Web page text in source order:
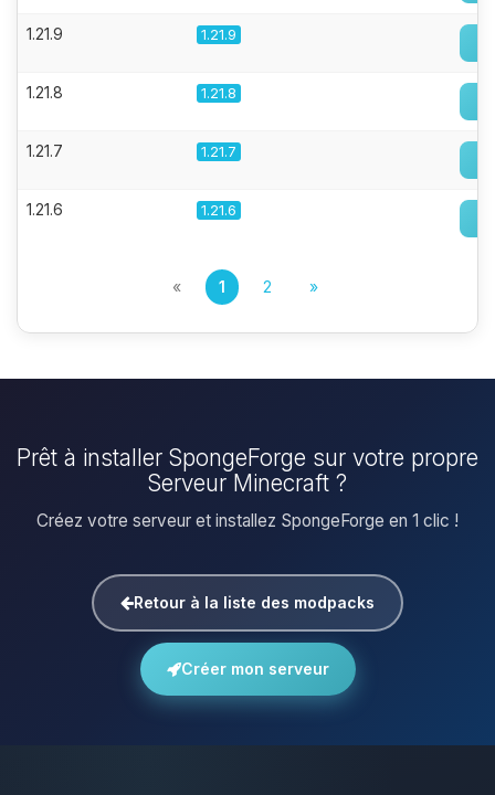
1.21.9 1.21.9
1.21.8 1.21.8
1.21.7 1.21.7
1.21.6 1.21.6
« 1 2 »
Prêt à installer SpongeForge sur votre propre
Serveur Minecraft ?
Créez votre serveur et installez SpongeForge en 1 clic !
Retour à la liste des modpacks
Créer mon serveur